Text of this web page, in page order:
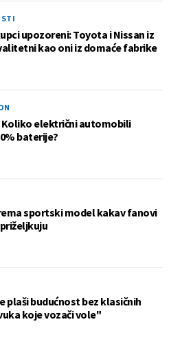
upozoreni: Toyota i Nissan iz
kao oni iz domaće fabrike
električni automobili
baterije?
sportski model kakav fanovi
plaši budućnost bez klasičnih
koje vozači vole"